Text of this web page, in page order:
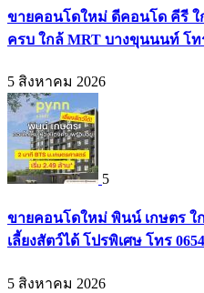
ขายคอนโดใหม่ ดีคอนโด คีรี
ครบ ใกล้ MRT บางขุนนนท์ โทร
5 สิงหาคม 2026
5
ขายคอนโดใหม่ พินน์ เกษตร ใ
เลี้ยงสัตว์ได้ โปรพิเศษ โทร
5 สิงหาคม 2026